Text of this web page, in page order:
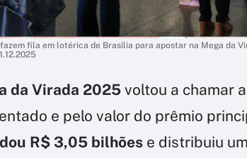
fila em lotérica de Brasília para apostar na Mega da
da Virada 2025 voltou a chamar
e pelo valor do prêmio
R$ 3,05 bilhões e distribuiu um